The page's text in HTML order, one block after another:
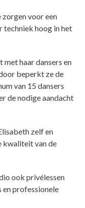
voor een
techniek hoog in het
haar dansers en
beperkt ze de
van 15 dansers
de nodige aandacht
zelf en
kwaliteit van de
ook privélessen
en professionele